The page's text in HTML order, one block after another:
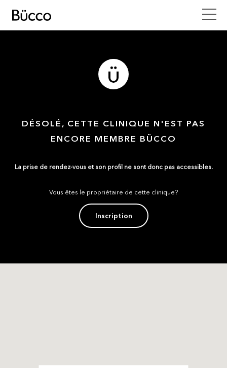
DÉSOLÉ, CETTE CLINIQUE N'EST PAS
ENCORE MEMBRE BÜCCO
La prise de rendez-vous et son profil ne sont donc pas accessibles.
Vous êtes le propriétaire de cette clinique?
Inscription